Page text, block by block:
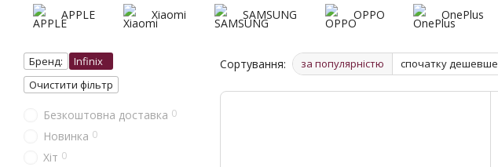
APPLE Xiaomi SAMSUNG OPPO OnePlus
Сортування: за популярністю спочатку дешевше
Бренд:
Infinix
Очистити фільтр
Безкоштовна доставка 0
Новинка 0
Хіт 0